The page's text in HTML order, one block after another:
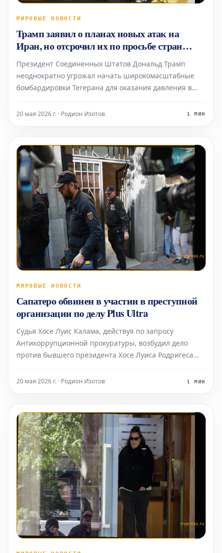
МИРОВЫЕ НОВОСТИ
Трамп заявил о планах новых атак на
Иран, но отсрочил их по просьбе стран
Залива
Президент Соединенных Штатов Дональд Трамп
неоднократно угрожал начать широкомасштабные
бомбардировки Тегерана для оказания давления в
отказывался от реализации этих планов.
20 мая 2026 г. · Родион Изотов 1 МИН
МИРОВЫЕ НОВОСТИ
Сапатеро обвинен в участии в преступной
организации по делу Plus Ultra
Судья Хосе Луис Калама, действуя по запросу
Антикоррупционной прокуратуры, возбудил дело
против бывшего президента Хосе Луиса Родригеса
20 мая 2026 г. · Родион Изотов 1 МИН